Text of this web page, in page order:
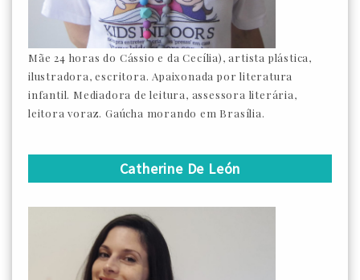
Mãe 24 horas do Cássio e da Cecília), artista plástica,
ilustradora, escritora. Apaixonada por literatura
infantil. Mediadora de leitura, assessora literária,
leitora voraz. Gaúcha morando em Brasília.
Catherine De León